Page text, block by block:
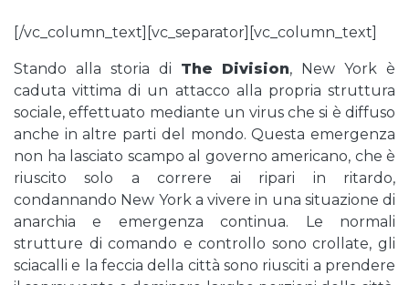
[/vc_column_text][vc_separator][vc_column_text]
Stando alla storia di The Division, New York è
caduta vittima di un attacco alla propria struttura
sociale, effettuato mediante un virus che si è diffuso
anche in altre parti del mondo. Questa emergenza
non ha lasciato scampo al governo americano, che è
riuscito solo a correre ai ripari in ritardo,
condannando New York a vivere in una situazione di
anarchia e emergenza continua. Le normali
strutture di comando e controllo sono crollate, gli
sciacalli e la feccia della città sono riusciti a prendere